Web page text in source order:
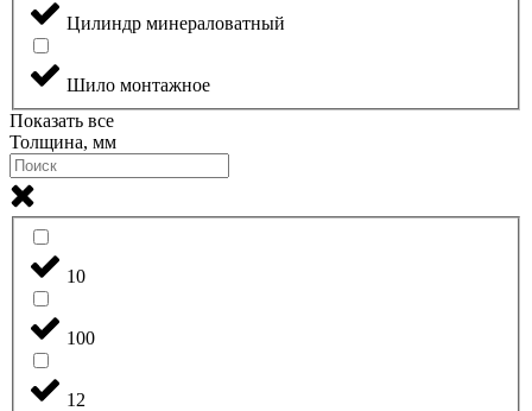
Цилиндр минераловатный
Шило монтажное
Показать все
Толщина, мм
10
100
12